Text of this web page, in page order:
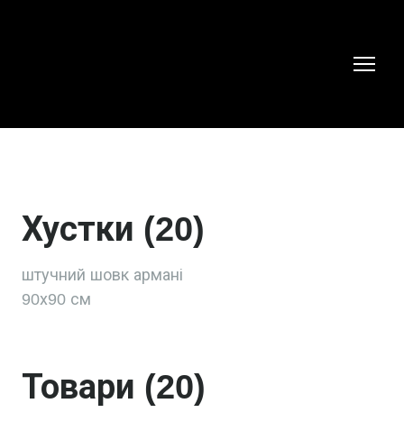
Хустки (20)
штучний шовк армані
90х90 см
Товари (20)